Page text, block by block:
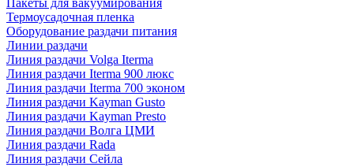
Пакеты для вакуумирования
Термоусадочная пленка
Оборудование раздачи питания
Линии раздачи
Линия раздачи Volga Iterma
Линия раздачи Iterma 900 люкс
Линия раздачи Iterma 700 эконом
Линия раздачи Kayman Gusto
Линия раздачи Kayman Presto
Линия раздачи Волга ЦМИ
Линия раздачи Rada
Линия раздачи Сейла